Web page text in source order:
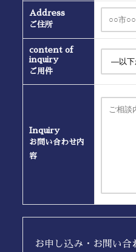
Address
ご住所
content of
inquiry
ご用件
Inquiry
お問い合わせ内
容
お申し込み・お問い合